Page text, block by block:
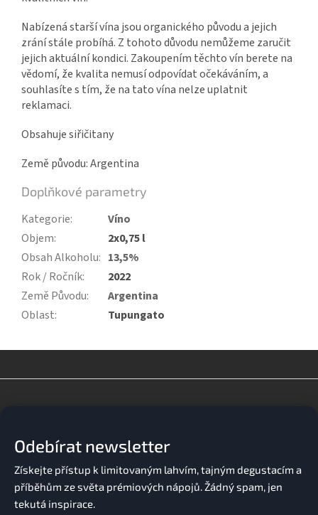
Nabízená starší vína jsou organického původu a jejich
zrání stále probíhá. Z tohoto důvodu nemůžeme zaručit
jejich aktuální kondici. Zakoupením těchto vín berete na
vědomí, že kvalita nemusí odpovídat očekáváním, a
souhlasíte s tím, že na tato vína nelze uplatnit
reklamaci.
Obsahuje siřičitany
Země původu: Argentina
Doplňkové parametry
Kategorie:
Víno
Objem:
2x0,75 l
Obsah Alkoholu: 13,5%
Rok / Ročník:
2022
Země Původu:
Argentina
Oblast: Tupungato
Odebírat newsletter